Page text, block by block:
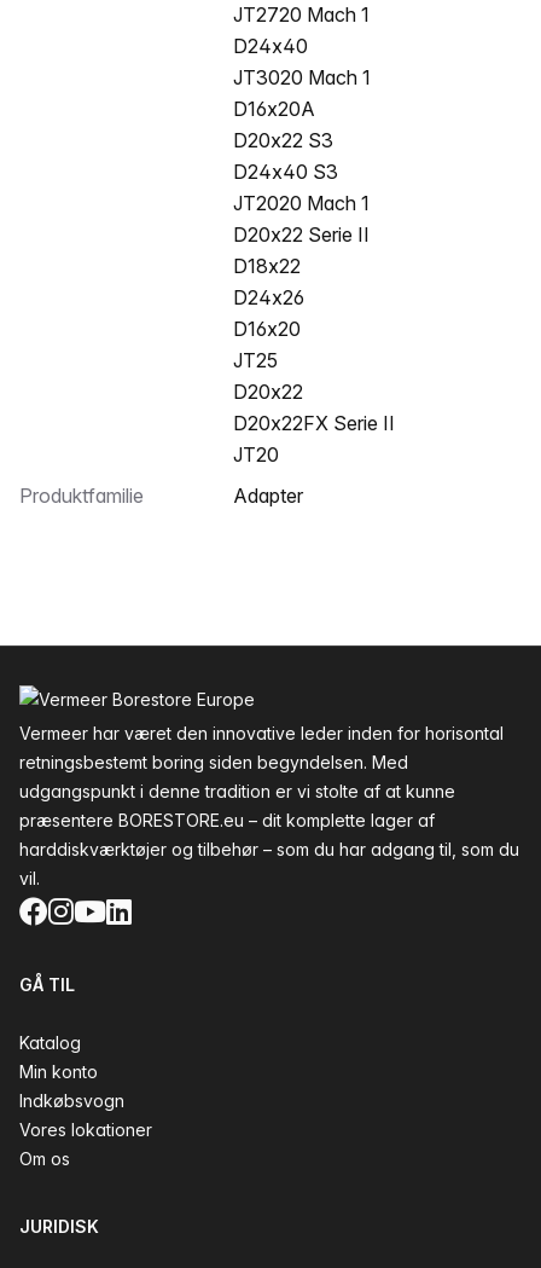
JT2720 Mach 1
D24x40
JT3020 Mach 1
D16x20A
D20x22 S3
D24x40 S3
JT2020 Mach 1
D20x22 Serie II
D18x22
D24x26
D16x20
JT25
D20x22
D20x22FX Serie II
JT20
Produktfamilie
Adapter
Vermeer har været den innovative leder inden for horisontal
retningsbestemt boring siden begyndelsen. Med
udgangspunkt i denne tradition er vi stolte af at kunne
præsentere BORESTORE.eu – dit komplette lager af
harddiskværktøjer og tilbehør – som du har adgang til, som du
vil.
Facebook
Instagram
YouTube
LinkedIn
GÅ TIL
Katalog
Min konto
Indkøbsvogn
Vores lokationer
Om os
JURIDISK